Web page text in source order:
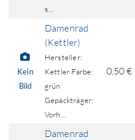
s...
Kein
Bild
Damenrad
(Kettler)
Hersteller:
Kettler Farbe:
grün
Gepäckträger:
Vorh...
0,50 €
Damenrad